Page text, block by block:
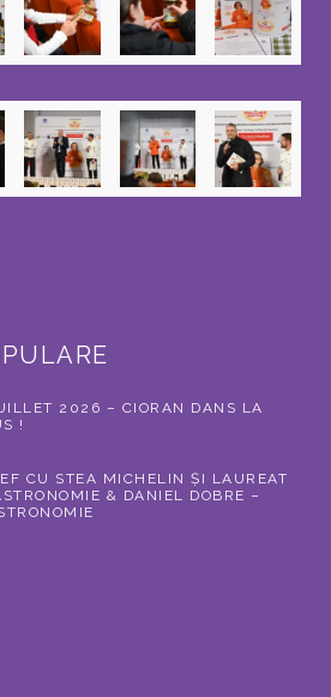
2026 – CIORAN DANS LA
!
CU STEA MICHELIN ȘI LAUREAT
& DANIEL DOBRE –